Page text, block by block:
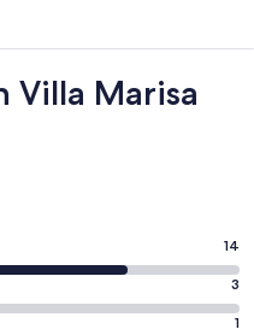
Villa Marisa
14
3
1